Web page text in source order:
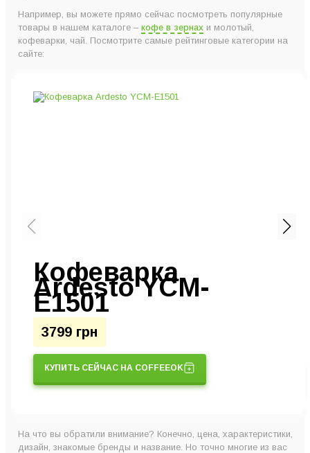
Например, вы можете прямо сейчас посмотреть популярные
товары в нашем каталоге – кофе в зернах и молотый,
кофеварки, чай. Посмотрите самые рейтинговые категории на
сайте:
Кофеварка
Ardesto YCM-
E1501
3799 грн
КУПИТЬ СЕЙЧАС НА COFFEEOK
На что вы обратили внимание? Конечно, цена, характеристики,
дизайн, знакомые бренды и название. Но точно многие из вас